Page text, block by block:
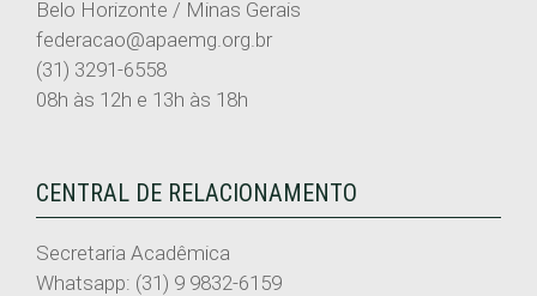
Belo Horizonte / Minas Gerais
federacao@apaemg.org.br
(31) 3291-6558
08h às 12h e 13h às 18h
CENTRAL DE RELACIONAMENTO
Secretaria Acadêmica
Whatsapp: (31) 9 9832-6159